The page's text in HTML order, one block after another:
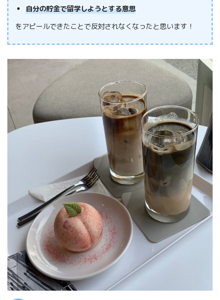
自分の貯金で留学しようとする意思
をアピールできたことで反対されなくなったと思います！